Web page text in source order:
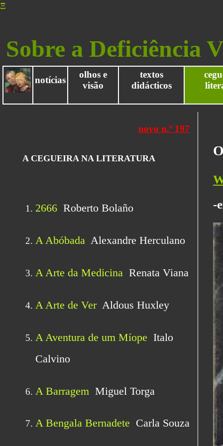
Ξ
Sobre a Deficiência
notícias
olhos e
visão
textos
didácticos
-